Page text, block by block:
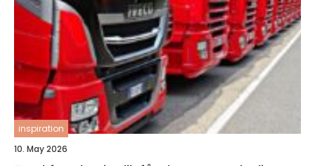
inspiration
10. May 2026